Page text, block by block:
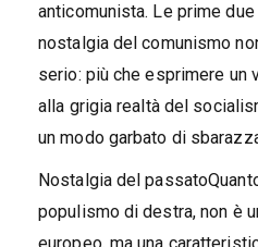
anticomunista. Le prime
nostalgia del comunismo
serio: più che esprimere un
alla grigia realtà del
un modo garbato di
Nostalgia del
populismo di destra, non è